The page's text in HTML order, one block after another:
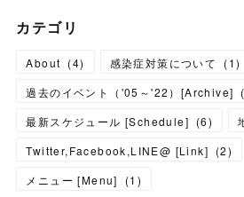
カテゴリ
About (4) 感染症対策について (1)
過去のイベント（'05～'22）[Archive] (
最新スケジュール [Schedule] (6)
Twitter,Facebook,LINE@ [Link] (2)
メニュー [Menu]
(1 )